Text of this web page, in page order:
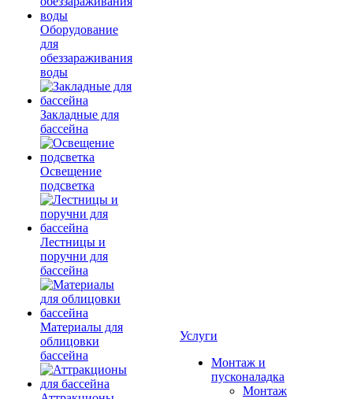
Оборудование
для
обеззараживания
воды
Закладные для
бассейна
Освещение
подсветка
Лестницы и
поручни для
бассейна
Материалы для
облицовки
бассейна
Услуги
Монтаж и
пусконаладка
Монтаж